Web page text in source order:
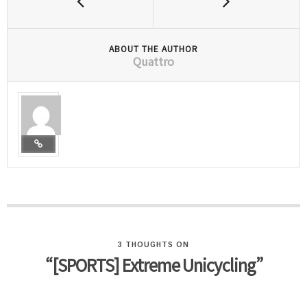
ABOUT THE AUTHOR
Quattro
3 THOUGHTS ON
“[SPORTS] Extreme Unicycling”